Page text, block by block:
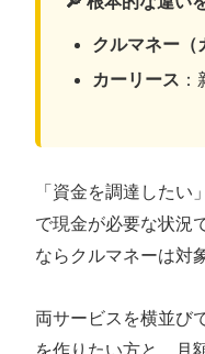
クルマネー（
カーリース
「資金を調達した
で現金が必要な状況
ならクルマネーは対
両サービスを横並び